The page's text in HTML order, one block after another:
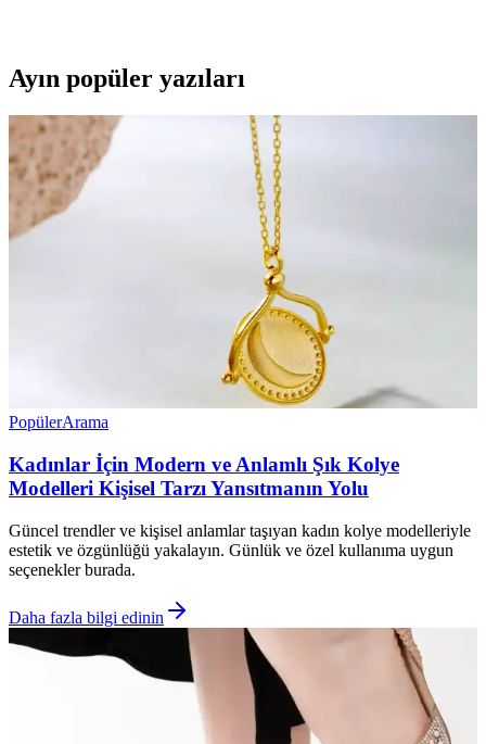
Ayın popüler yazıları
PopülerArama
Kadınlar İçin Modern ve Anlamlı Şık Kolye
Modelleri Kişisel Tarzı Yansıtmanın Yolu
Güncel trendler ve kişisel anlamlar taşıyan kadın kolye modelleriyle
estetik ve özgünlüğü yakalayın. Günlük ve özel kullanıma uygun
seçenekler burada.
Daha fazla bilgi edinin